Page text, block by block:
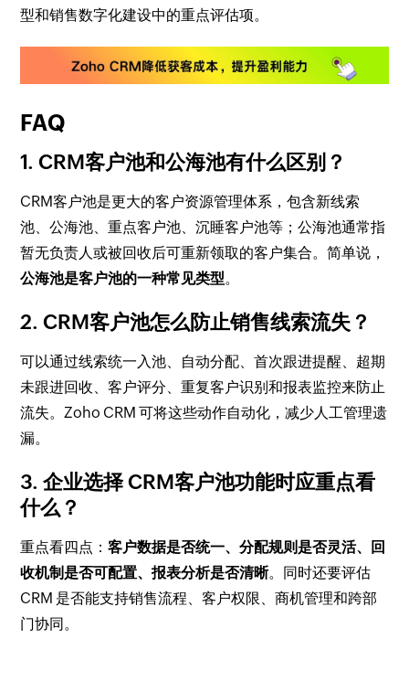
型和销售数字化建设中的重点评估项。
FAQ
1. CRM客户池和公海池有什么区别？
CRM客户池是更大的客户资源管理体系，包含新线索
池、公海池、重点客户池、沉睡客户池等；公海池通常指
暂无负责人或被回收后可重新领取的客户集合。简单说，
公海池是客户池的一种常见类型。
2. CRM客户池怎么防止销售线索流失？
可以通过线索统一入池、自动分配、首次跟进提醒、超期
未跟进回收、客户评分、重复客户识别和报表监控来防止
流失。Zoho CRM 可将这些动作自动化，减少人工管理遗
漏。
3. 企业选择 CRM客户池功能时应重点看
什么？
重点看四点：客户数据是否统一、分配规则是否灵活、回
收机制是否可配置、报表分析是否清晰。同时还要评估
CRM 是否能支持销售流程、客户权限、商机管理和跨部
门协同。